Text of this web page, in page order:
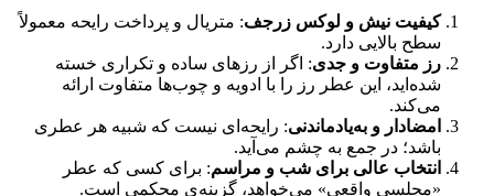
کیفیت نیش و لوکس زرجف: متریال و پرداخت رایحه معمولاً
سطح بالایی دارد.
رز متفاوت و جدی: اگر از رزهای ساده و تکراری خسته
شده‌اید، این عطر رز را با ادویه و چوب‌ها متفاوت ارائه
می‌کند.
امضادار و به‌یادماندنی: رایحه‌ای نیست که شبیه هر عطری
باشد؛ در جمع به چشم می‌آید.
انتخاب عالی برای شب و مراسم: برای کسی که عطر
«مجلسی واقعی» می‌خواهد، گزینه‌ی محکمی است.